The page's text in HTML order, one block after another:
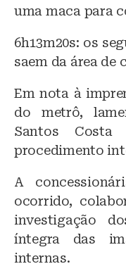
uma maca para
6h13m20s: os
saem da área de
Em nota à
do metrô,
Santos
procedimento
A
ocorrido,
investigação
íntegra das
internas.